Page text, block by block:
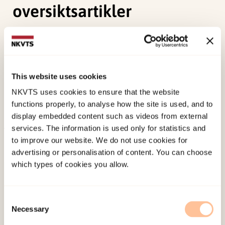
This website uses cookies
NKVTS uses cookies to ensure that the website
functions properly, to analyse how the site is used, and to
display embedded content such as videos from external
services. The information is used only for statistics and
to improve our website. We do not use cookies for
advertising or personalisation of content. You can choose
which types of cookies you allow.
Selection
Necessary
oversiktsartikler
Neupane, S. P., Fjelli, N., Bekkevold-Jernberg, I.,
utsatte for og utøvere av vold og overgrep: En
systematisk gjennomgang av oversiktsartikler
Norwegian only. Oslo: N/A.
Published:19. March 2026
Last modified:8. August 2026